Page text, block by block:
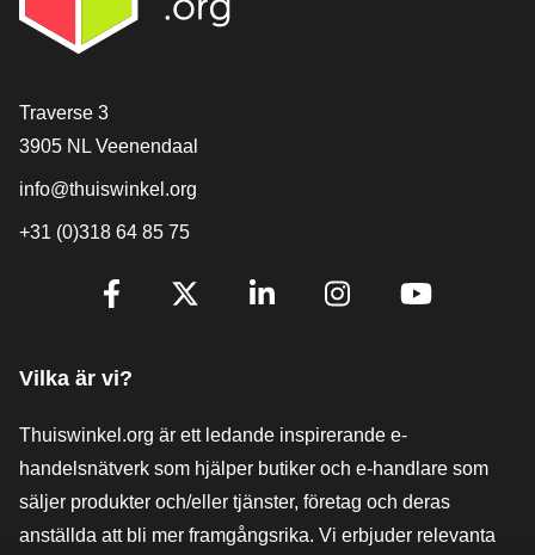
[_General:Contact]
Traverse 3
3905 NL Veenendaal
info@thuiswinkel.org
+31 (0)318 64 85 75
[_General:SocialMediaTitle]
Vilka är vi?
Thuiswinkel.org är ett ledande inspirerande e-
handelsnätverk som hjälper butiker och e-handlare som
säljer produkter och/eller tjänster, företag och deras
anställda att bli mer framgångsrika. Vi erbjuder relevanta